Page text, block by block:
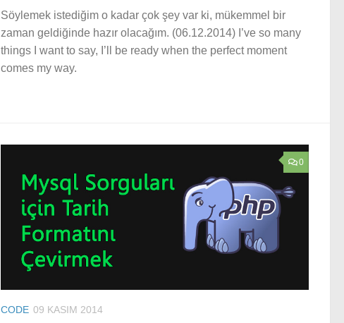
Söylemek istediğim o kadar çok şey var ki, mükemmel bir
zaman geldiğinde hazır olacağım. (06.12.2014) I’ve so many
things I want to say, I’ll be ready when the perfect moment
comes my way.
0
CODE 09 KASIM 2014